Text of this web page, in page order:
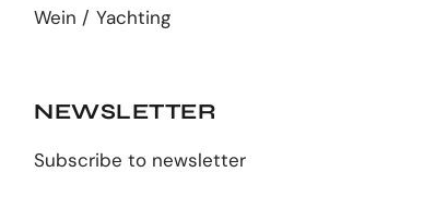
Wein
Yachting
NEWSLETTER
Subscribe to newsletter